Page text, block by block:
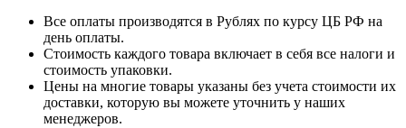
Все оплаты производятся в Рублях по курсу ЦБ РФ на
день оплаты.
Стоимость каждого товара включает в себя все налоги и
стоимость упаковки.
Цены на многие товары указаны без учета стоимости их
доставки, которую вы можете уточнить у наших
менеджеров.